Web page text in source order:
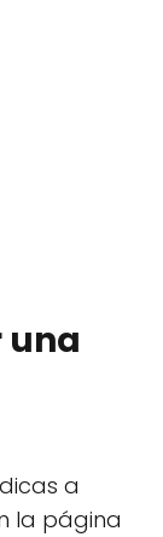
una
a
la página